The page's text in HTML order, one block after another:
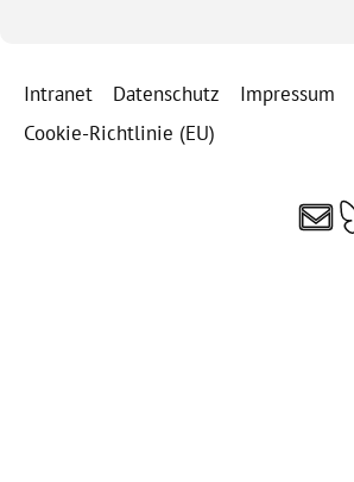
Intranet Datenschutz
Impressum
Cookie-Richtlinie (EU)
E-